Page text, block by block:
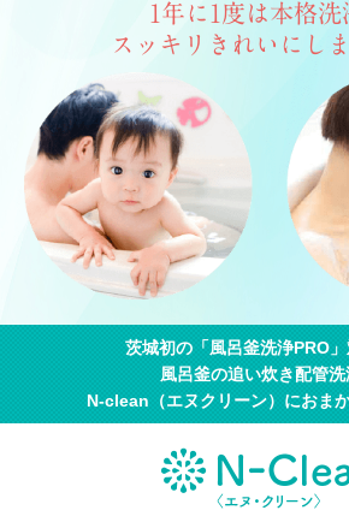
1年に1度は本格洗
スッキリきれいにし
茨城初の「風呂釜洗浄PRO」
風呂釜の追い炊き配管
N-clean（エヌクリーン）におまか